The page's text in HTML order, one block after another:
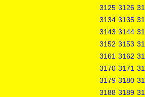
3125 3126
3134 3135
3143 3144
3152 3153
3161 3162
3170 3171
3179 3180
3188 3189